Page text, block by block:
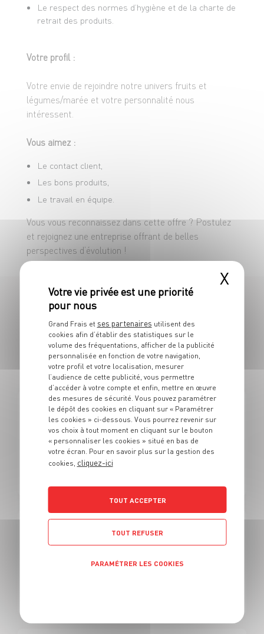
Le respect des normes d’hygiène et de la charte de
retrait des produits.
Votre profil :
Votre envie de rejoindre notre univers fruits et
légumes/marée et votre personnalité nous
intéressent.
Vous aimez :
Le contact client,
Les bons produits,
Le travail en équipe.
Vous vous reconnaissez dans cette offre ? Postulez
et rejoignez une entreprise offrant de belles
perspectives d’évolution !
109 OFFRES
EN VENDEUR SPÉCIALISÉ EN F&L /
POISSON
FRUITS ET LÉGUMES
Alternance - Vendeur fruits et légumes/marée Grand
frais (H/F)
Alternant - Vendeur fruits et légumes/marée Grand
X
Grand Frais et ses partenaires utilisent des
cookies afin d’établir des statistiques sur le
volume des fréquentations, afficher de la publicité
personnalisée en fonction de votre navigation,
votre profil et votre localisation, mesurer
l’audience de cette publicité, vous permettre
d’accéder à votre compte et enfin, mettre en œuvre
des mesures de sécurité. Vous pouvez paramétrer
le dépôt des cookies en cliquant sur « Paramétrer
les cookies » ci-dessous. Vous pourrez revenir sur
vos choix à tout moment en cliquant sur le bouton
« personnaliser les cookies » situé en bas de
votre écran. Pour en savoir plus sur la gestion des
cookies, cliquez-ici
TOUT ACCEPTER
TOUT REFUSER
PARAMÉTRER LES COOKIES